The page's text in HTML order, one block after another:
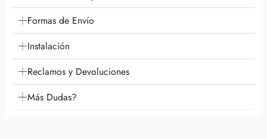
Formas de Envío
Instalación
Reclamos y Devoluciones
Más Dudas?